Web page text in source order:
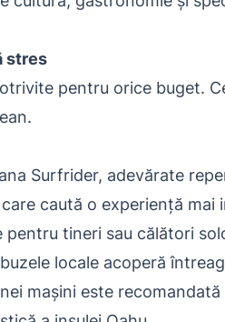
stres
pentru orice buget.
Surfrider, adevărate
caută o experiență mai
tineri sau călători
locale acoperă
mașini este